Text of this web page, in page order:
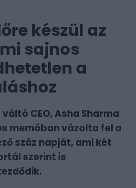
készül az
sajnos
a
CEO, Asha Sharma
memóban vázolta fel a
száz napját, ami két
szerint is